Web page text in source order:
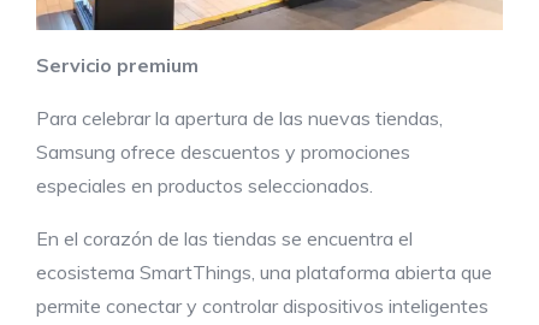
Servicio premium
Para celebrar la apertura de las nuevas tiendas,
Samsung ofrece descuentos y promociones
especiales en productos seleccionados.
En el corazón de las tiendas se encuentra el
ecosistema SmartThings, una plataforma abierta que
permite conectar y controlar dispositivos inteligentes